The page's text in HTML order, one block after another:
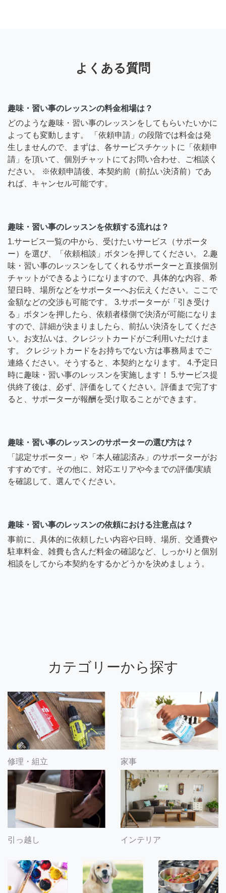
よくある質問
趣味・習い事のレッスンの料金相場は？
どのような趣味・習い事のレッスンをしてもらいたいかに
よっても変動します。 「依頼申請」の段階では料金は発
生しませんので、まずは、各サービスチケットに「依頼申
請」を頂いて、個別チャットにてお問い合わせ、ご相談く
ださい。 ※依頼申請後、本契約前（前払い決済前）であ
れば、キャンセル可能です。
趣味・習い事のレッスンを依頼する流れは？
1.サービス一覧の中から、受けたいサービス（サポータ
ー）を選び、「依頼相談」ボタンを押してください。 2.趣
味・習い事のレッスンをしてくれるサポーターと直接個別
チャットができるようになりますので、具体的な内容、希
望日時、場所などをサポーターへお伝えください。ここで
金額などの交渉も可能です。 3.サポーターが「引き受け
る」ボタンを押したら、依頼者様側で決済が可能になりま
すので、詳細が決まりましたら、前払い決済をしてくださ
い。お支払いは、クレジットカードがご利用いただけま
す。 クレジットカードをお持ちでない方は事務局までご
連絡ください。そうすると、本契約となります。 4.予定日
時に趣味・習い事のレッスンを実施します！ 5.サービス提
供終了後は、必ず、評価をしてください。評価まで完了す
ると、サポーターが報酬を受け取ることができます。
趣味・習い事のレッスンのサポーターの選び方は？
「認定サポーター」や「本人確認済み」のサポーターがお
すすめです。その他に、対応エリアや今までの評価/実績
を確認して、選んでください。
趣味・習い事のレッスンの依頼における注意点は？
事前に、具体的に依頼したい内容や日時、場所、交通費や
駐車料金、雑費も含んだ料金の確認など、しっかりと個別
相談をしてから本契約をするかどうかを決めましょう。
カテゴリーから探す
修理・組立 家事
引っ越し インテリア